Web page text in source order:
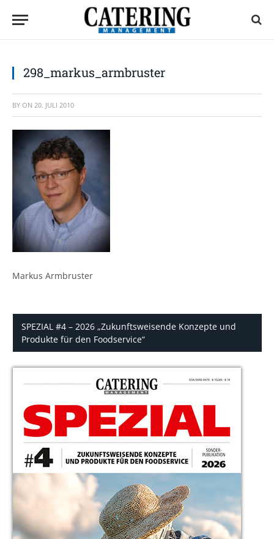
298_markus_armbruster
BY ON 20. JULI 2010
Markus Armbruster
SPEZIAL #4 – 2026 „Zukunftsweisende Konzepte und
Produkte für den Foodservice“